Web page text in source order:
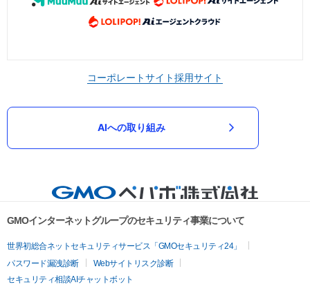
コーポレートサイト採用サイト
AIへの取り組み
GMOインターネットグループのセキュリティ事業について
世界初総合ネットセキュリティサービス「GMOセキュリティ24」
パスワード漏洩診断
Webサイトリスク診断
セキュリティ相談AIチャットボット